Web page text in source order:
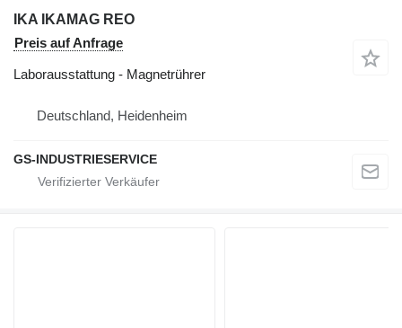
IKA IKAMAG REO
Preis auf Anfrage
Laborausstattung - Magnetrührer
Deutschland, Heidenheim
GS-INDUSTRIESERVICE